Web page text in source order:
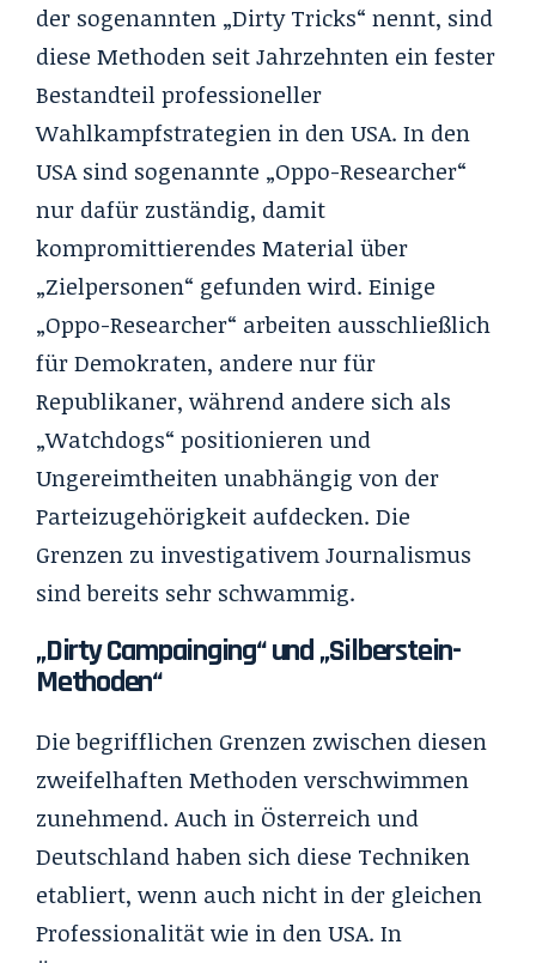
der sogenannten „Dirty Tricks“ nennt, sind
diese Methoden seit Jahrzehnten ein fester
Bestandteil professioneller
Wahlkampfstrategien in den USA. In den
USA sind sogenannte „Oppo-Researcher“
nur dafür zuständig, damit
kompromittierendes Material über
„Zielpersonen“ gefunden wird. Einige
„Oppo-Researcher“ arbeiten ausschließlich
für Demokraten, andere nur für
Republikaner, während andere sich als
„Watchdogs“ positionieren und
Ungereimtheiten unabhängig von der
Parteizugehörigkeit aufdecken. Die
Grenzen zu investigativem Journalismus
sind bereits sehr schwammig.
„Dirty Campainging“ und „Silberstein-
Methoden“
Die begrifflichen Grenzen zwischen diesen
zweifelhaften Methoden verschwimmen
zunehmend. Auch in Österreich und
Deutschland haben sich diese Techniken
etabliert, wenn auch nicht in der gleichen
Professionalität wie in den USA. In